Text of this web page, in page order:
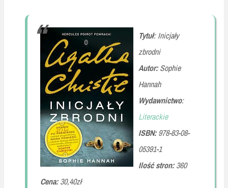
Tytuł: Inicjały
zbrodni
Autor:Sophie
Hannah
Wydawnictwo:
Literackie
ISBN:978-83-08-
05391-1
Ilość stron:360
Cena:30,40zł